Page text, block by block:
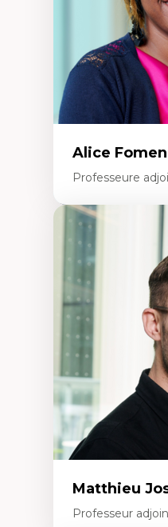
Alice Fomen
Professeure
Expertises
Acceptabilité,
technologies
Technologies
Insertion
personnel
Construction
minoritaire
Technologies
continue
Matthieu
Professeur